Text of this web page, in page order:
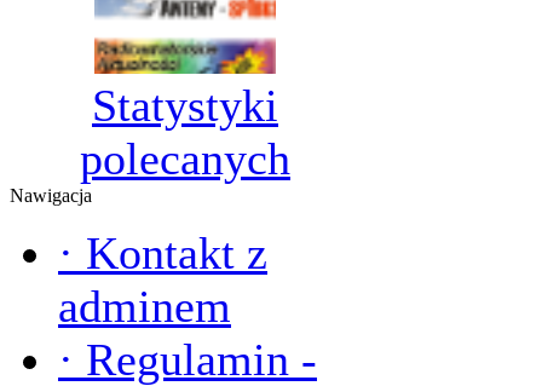
Statystyki
polecanych
Nawigacja
· Kontakt z
adminem
· Regulamin -